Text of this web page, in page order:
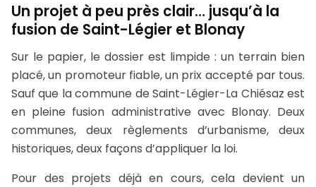
Un projet à peu près clair… jusqu’à la
fusion de Saint-Légier et Blonay
Sur le papier, le dossier est limpide : un terrain bien
placé, un promoteur fiable, un prix accepté par tous.
Sauf que la commune de Saint-Légier-La Chiésaz est
en pleine fusion administrative avec Blonay. Deux
communes, deux règlements d’urbanisme, deux
historiques, deux façons d’appliquer la loi.
Pour des projets déjà en cours, cela devient un